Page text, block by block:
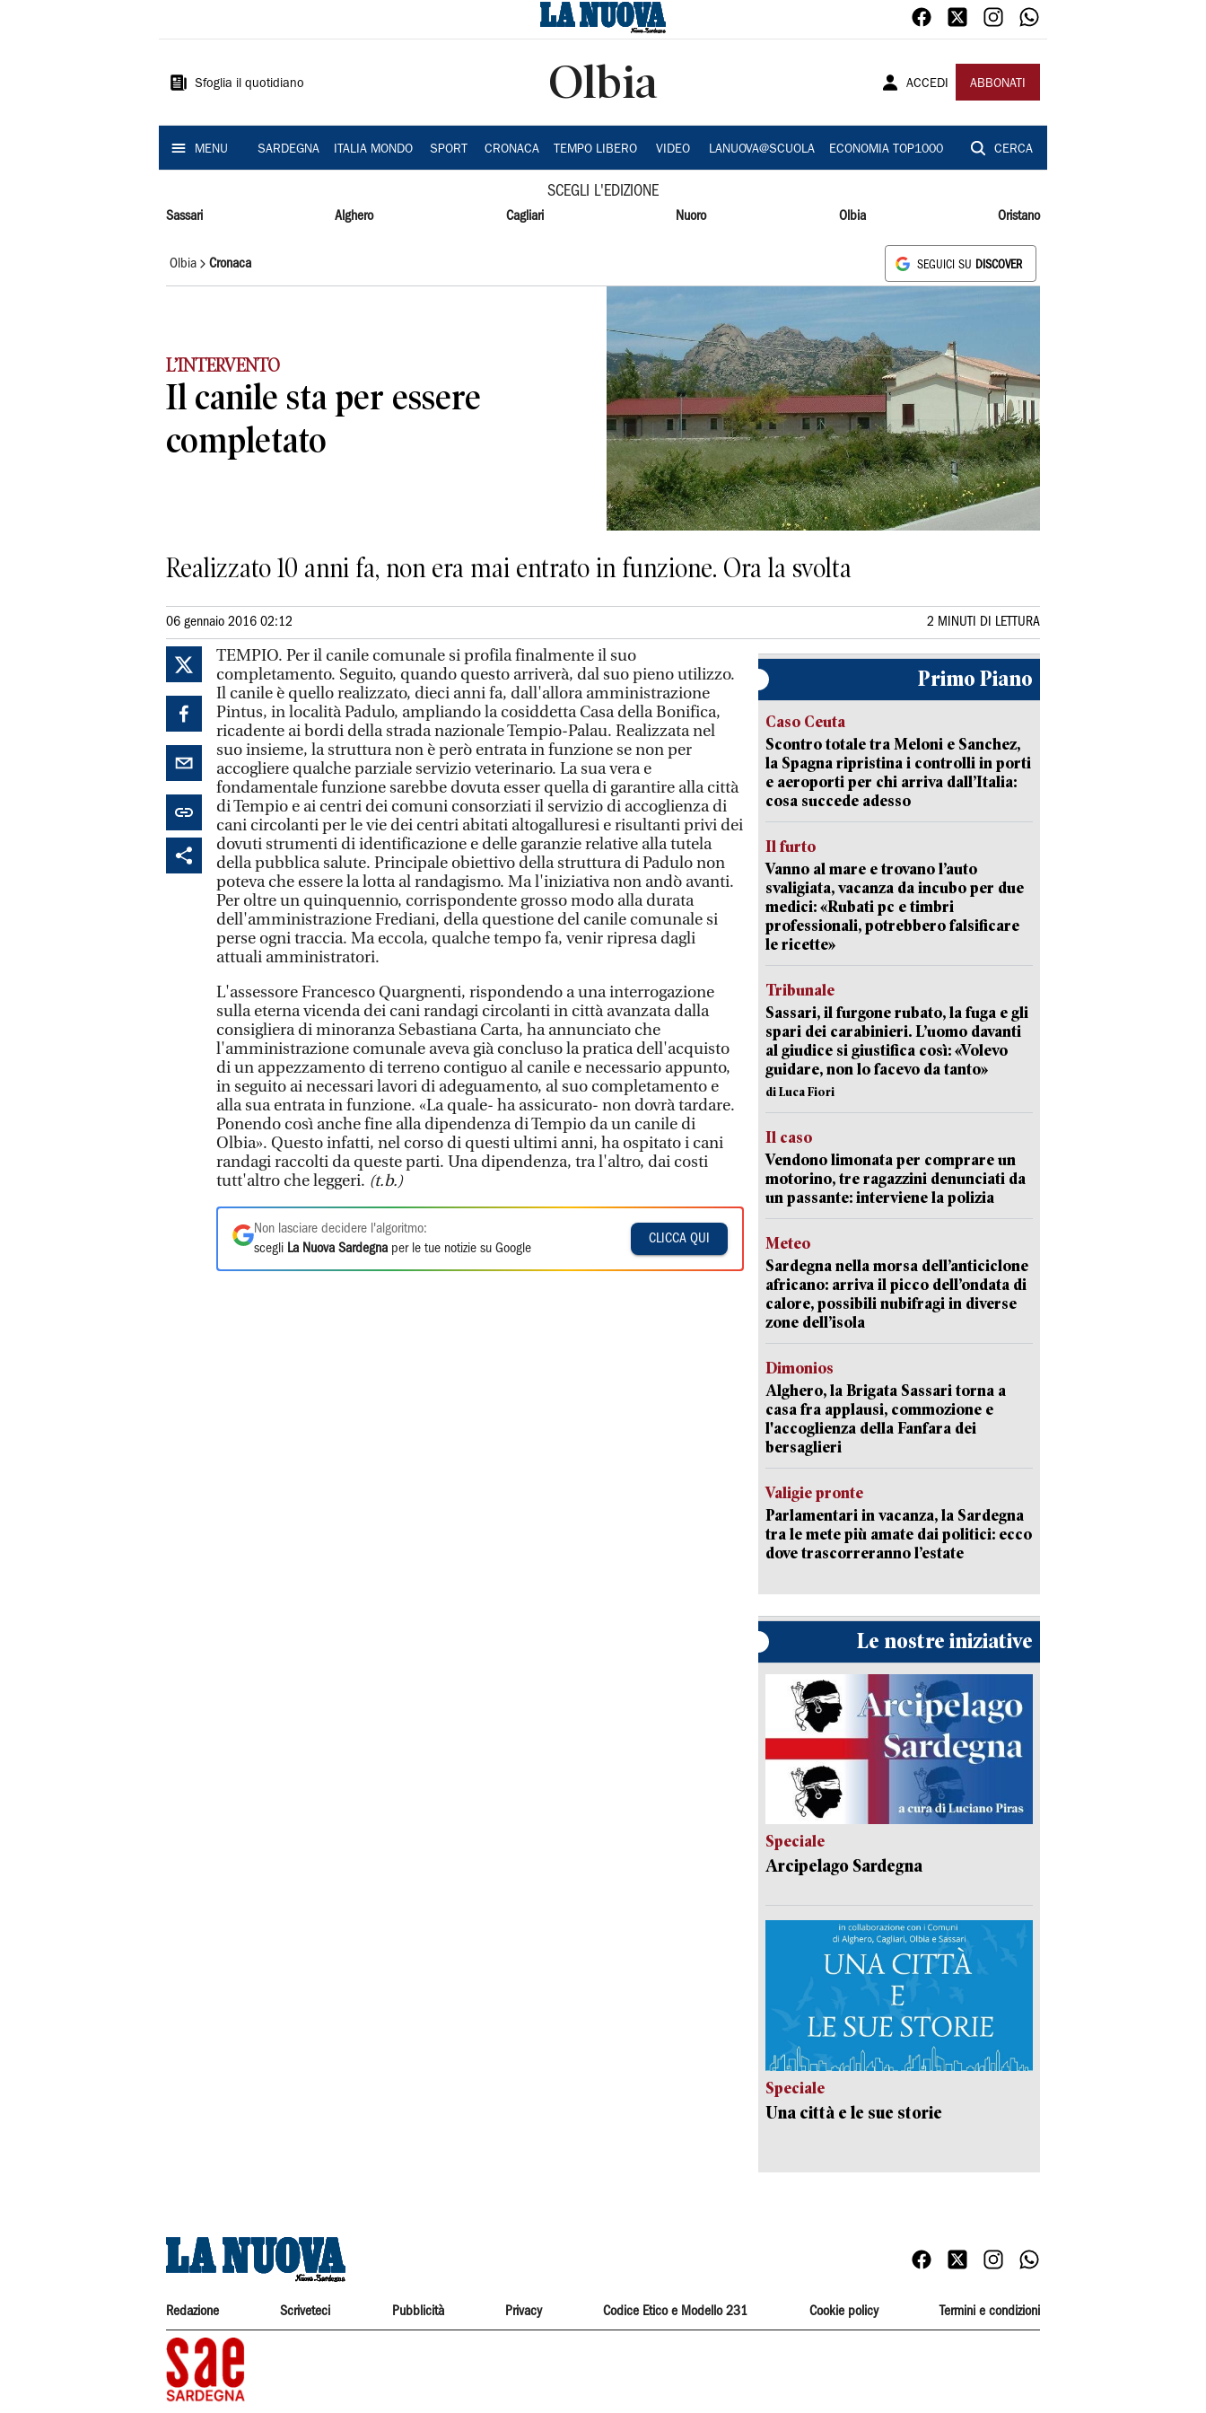
Sardegna
Sfoglia il quotidiano Olbia ACCEDI ABBONATI
MENU SARDEGNA ITALIA MONDO SPORT CRONACA TEMPO LIBERO VIDEO LANUOVA@SCUOLA ECONOMIA TOP1000 CERCA
SCEGLI L'EDIZIONE
Sassari Alghero Cagliari Nuoro Olbia Oristano
Olbia Cronaca SEGUICI SU DISCOVER
L’INTERVENTO
Il canile sta per essere
completato
Realizzato 10 anni fa, non era mai entrato in funzione. Ora la svolta
06 gennaio 2016 02:12 2 MINUTI DI LETTURA
TEMPIO. Per il canile comunale si profila finalmente il suo
completamento. Seguito, quando questo arriverà, dal suo pieno utilizzo.
Il canile è quello realizzato, dieci anni fa, dall'allora amministrazione
Pintus, in località Padulo, ampliando la cosiddetta Casa della Bonifica,
ricadente ai bordi della strada nazionale Tempio-Palau. Realizzata nel
suo insieme, la struttura non è però entrata in funzione se non per
accogliere qualche parziale servizio veterinario. La sua vera e
fondamentale funzione sarebbe dovuta esser quella di garantire alla città
di Tempio e ai centri dei comuni consorziati il servizio di accoglienza di
cani circolanti per le vie dei centri abitati altogalluresi e risultanti privi dei
dovuti strumenti di identificazione e delle garanzie relative alla tutela
della pubblica salute. Principale obiettivo della struttura di Padulo non
poteva che essere la lotta al randagismo. Ma l'iniziativa non andò avanti.
Per oltre un quinquennio, corrispondente grosso modo alla durata
dell'amministrazione Frediani, della questione del canile comunale si
perse ogni traccia. Ma eccola, qualche tempo fa, venir ripresa dagli
attuali amministratori.
L'assessore Francesco Quargnenti, rispondendo a una interrogazione
sulla eterna vicenda dei cani randagi circolanti in città avanzata dalla
consigliera di minoranza Sebastiana Carta, ha annunciato che
l'amministrazione comunale aveva già concluso la pratica dell'acquisto
di un appezzamento di terreno contiguo al canile e necessario appunto,
in seguito ai necessari lavori di adeguamento, al suo completamento e
alla sua entrata in funzione. «La quale- ha assicurato- non dovrà tardare.
Ponendo così anche fine alla dipendenza di Tempio da un canile di
Olbia». Questo infatti, nel corso di questi ultimi anni, ha ospitato i cani
randagi raccolti da queste parti. Una dipendenza, tra l'altro, dai costi
tutt'altro che leggeri. (t.b.)
Non lasciare decidere l'algoritmo:
scegli La Nuova Sardegna per le tue notizie su Google
CLICCA QUI
Primo Piano
Caso Ceuta
Scontro totale tra Meloni e Sanchez,
la Spagna ripristina i controlli in porti
e aeroporti per chi arriva dall’Italia:
cosa succede adesso
Il furto
Vanno al mare e trovano l’auto
svaligiata, vacanza da incubo per due
medici: «Rubati pc e timbri
professionali, potrebbero falsificare
le ricette»
Tribunale
Sassari, il furgone rubato, la fuga e gli
spari dei carabinieri. L’uomo davanti
al giudice si giustifica così: «Volevo
guidare, non lo facevo da tanto»
di Luca Fiori
Il caso
Vendono limonata per comprare un
motorino, tre ragazzini denunciati da
un passante: interviene la polizia
Meteo
Sardegna nella morsa dell’anticiclone
africano: arriva il picco dell’ondata di
calore, possibili nubifragi in diverse
zone dell’isola
Dimonios
Alghero, la Brigata Sassari torna a
casa fra applausi, commozione e
l'accoglienza della Fanfara dei
bersaglieri
Valigie pronte
Parlamentari in vacanza, la Sardegna
tra le mete più amate dai politici: ecco
dove trascorreranno l’estate
Le nostre iniziative
Speciale
Arcipelago Sardegna
Speciale
Una città e le sue storie
Redazione Scriveteci Pubblicità Privacy Codice Etico e Modello 231 Cookie policy Termini e condizioni